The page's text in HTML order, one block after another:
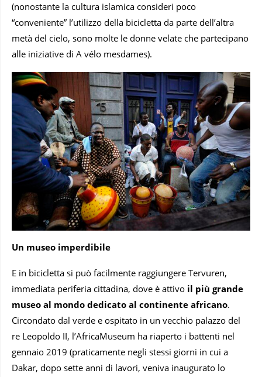
(nonostante la cultura islamica consideri poco
“conveniente” l’utilizzo della bicicletta da parte dell’altra
metà del cielo, sono molte le donne velate che partecipano
alle iniziative di A vélo mesdames).
Un museo imperdibile
E in bicicletta si può facilmente raggiungere Tervuren,
immediata periferia cittadina, dove è attivo il più grande
museo al mondo dedicato al continente africano.
Circondato dal verde e ospitato in un vecchio palazzo del
re Leopoldo II, l’AfricaMuseum ha riaperto i battenti nel
gennaio 2019 (praticamente negli stessi giorni in cui a
Dakar, dopo sette anni di lavori, veniva inaugurato lo